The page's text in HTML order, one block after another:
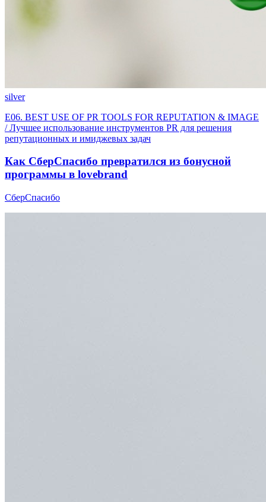
silver
E06. BEST USE OF PR TOOLS FOR REPUTATION & IMAGE
/ Лучшее использование инструментов PR для решения
репутационных и имиджевых задач
Как СберСпасибо превратился из бонусной
программы в lovebrand
СберСпасибо